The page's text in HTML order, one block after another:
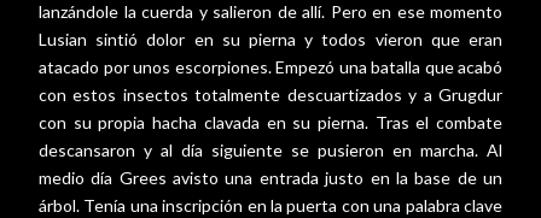
lanzándole la cuerda y salieron de allí. Pero en ese momento
Lusian sintió dolor en su pierna y todos vieron que eran
atacado por unos escorpiones. Empezó una batalla que acabó
con estos insectos totalmente descuartizados y a Grugdur
con su propia hacha clavada en su pierna. Tras el combate
descansaron y al día siguiente se pusieron en marcha. Al
medio día Grees avisto una entrada justo en la base de un
árbol. Tenía una inscripción en la puerta con una palabra clave